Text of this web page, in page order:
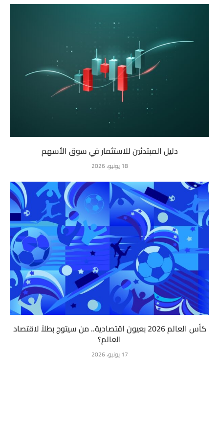
دليل المبتدئين للاستثمار في سوق الأسهم
18 يونيو، 2026
كأس العالم 2026 بعيون اقتصادية.. من سيتوج بطلاً لاقتصاد
العالم؟
17 يونيو، 2026